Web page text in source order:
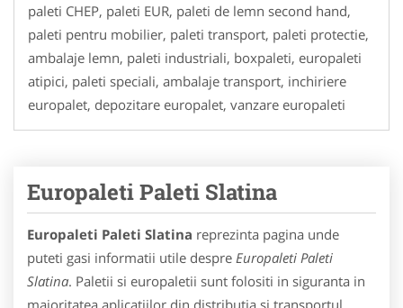
paleti CHEP, paleti EUR, paleti de lemn second hand,
paleti pentru mobilier, paleti transport, paleti protectie,
ambalaje lemn, paleti industriali, boxpaleti, europaleti
atipici, paleti speciali, ambalaje transport, inchiriere
europalet, depozitare europalet, vanzare europaleti
Europaleti Paleti Slatina
Europaleti Paleti Slatina reprezinta pagina unde
puteti gasi informatii utile despre Europaleti Paleti
Slatina. Paletii si europaletii sunt folositi in siguranta in
majoritatea aplicatiilor din distributia si transportul